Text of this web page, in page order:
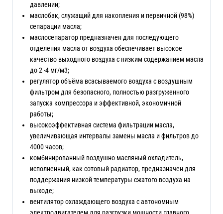
давлении;
маслобак, служащий для накопления и первичной (98%)
сепарации масла;
маслосепаратор предназначен для последующего
отделения масла от воздуха обеспечивает высокое
качество выходного воздуха с низким содержанием масла
до 2 -4 мг/м3;
регулятор объёма всасываемого воздуха с воздушным
фильтром для безопасного, полностью разгруженного
запуска компрессора и эффективной, экономичной
работы;
высокоэффективная система фильтрации масла,
увеличивающая интервалы замены масла и фильтров до
4000 часов;
комбинированный воздушно-масляный охладитель,
исполненный, как сотовый радиатор, предназначен для
поддержания низкой температуры сжатого воздуха на
выходе;
вентилятор охлаждающего воздуха с автономным